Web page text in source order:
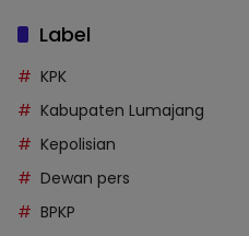
Label
KPK
Kabupaten Lumajang
Kepolisian
Dewan pers
BPKP